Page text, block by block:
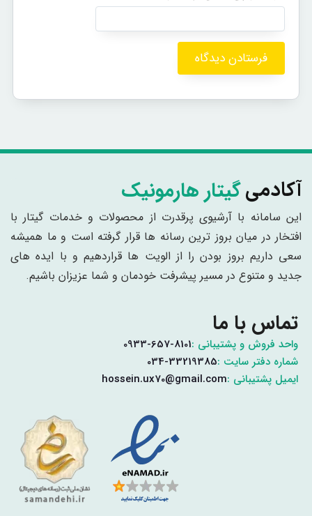
آکادمیگیتار هارمونیک
این سامانه با آرشیوی پرقدرت از محصولات و خدمات گیتار با
افتخار در میان بروز ترین رسانه ها قرار گرفته است و ما همیشه
سعی داریم بروز بودن را از الویت ها قراردهیم و با ایده های
جدید و متنوع در مسیر پیشرفت خودمان و شما عزیزان باشیم.
تماس با ما
واحد فروش و پشتیبانی :0933-657-8101
شماره دفتر سایت :034-33219385
ایمیل پشتیبانی :hossein.ux70@gmail.com